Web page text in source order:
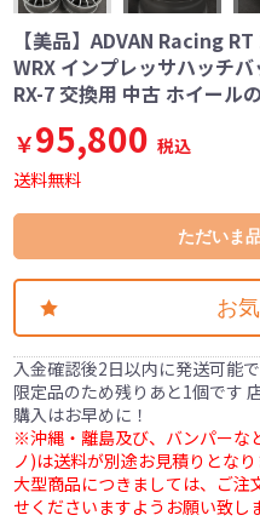
【美品】ADVAN Racing
WRX インプレッサハッチ
RX-7 交換用 中古 ホイール
￥95,800 税込
送料無料
ただいま
お
入金確認後2日以内に発送可能
限定品のため残りあと1個です
購入はお早めに！
※沖縄・離島及び、バンパーな
ノ)は送料が別途お見積りとなり
大型商品につきましては、ご注
せくださいますようお願い致し